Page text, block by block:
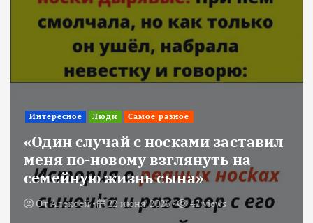
Интересное Люди Самое разное
«Один случай с носками заставил
меня по-новому взглянуть на
семейную жизнь сына»
ОтАлексей 22 июня, 2026 42 views